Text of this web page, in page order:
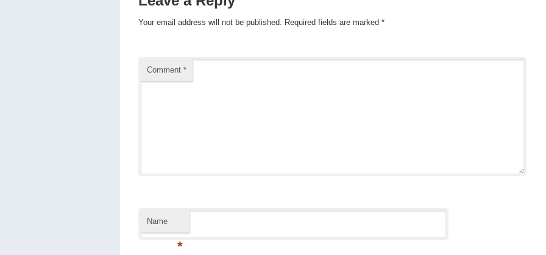
Your email address will not be published. Required fields are marked*
Comment*
Name
*